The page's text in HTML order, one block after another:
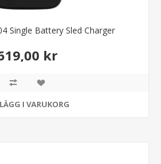
Single Battery Sled Charger
kr
LÄGG I VARUKORG